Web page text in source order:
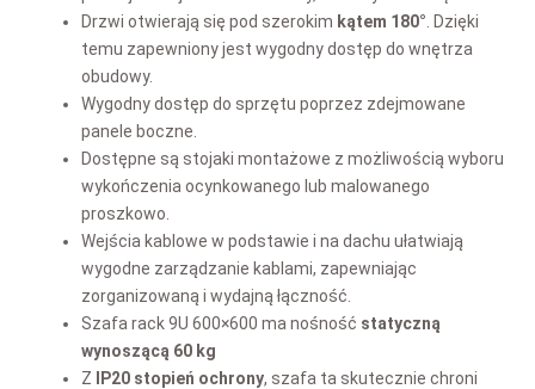
Drzwi otwierają się pod szerokim kątem 180° . Dzięki
temu zapewniony jest wygodny dostęp do wnętrza
obudowy.
Wygodny dostęp do sprzętu poprzez zdejmowane
panele boczne.
Dostępne są stojaki montażowe z możliwością wyboru
wykończenia ocynkowanego lub malowanego
proszkowo.
Wejścia kablowe w podstawie i na dachu ułatwiają
wygodne zarządzanie kablami, zapewniając
zorganizowaną i wydajną łączność.
Szafa rack 9U 600×600 ma nośność statyczną
wynoszącą 60 kg
Z
IP20 stopień ochrony, szafa ta skutecznie chroni